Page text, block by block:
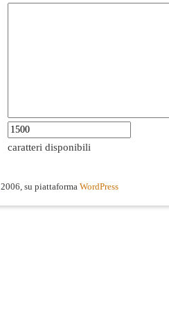
caratteri disponibili
2006, su piattaforma WordPress